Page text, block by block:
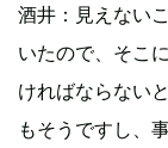
酒井：見えない
いたので、そこ
ければならない
もそうですし、